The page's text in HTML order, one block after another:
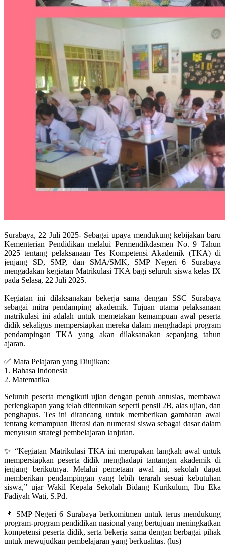
Surabaya, 22 Juli 2025- Sebagai upaya mendukung kebijakan baru
Kementerian Pendidikan melalui Permendikdasmen No. 9 Tahun
2025 tentang pelaksanaan Tes Kompetensi Akademik (TKA) di
jenjang SD, SMP, dan SMA/SMK, SMP Negeri 6 Surabaya
mengadakan kegiatan Matrikulasi TKA bagi seluruh siswa kelas IX
pada Selasa, 22 Juli 2025.
Kegiatan ini dilaksanakan bekerja sama dengan SSC Surabaya
sebagai mitra pendamping akademik. Tujuan utama pelaksanaan
matrikulasi ini adalah untuk memetakan kemampuan awal peserta
didik sekaligus mempersiapkan mereka dalam menghadapi program
pendampingan TKA yang akan dilaksanakan sepanjang tahun
ajaran.
✅ Mata Pelajaran yang Diujikan:
1. Bahasa Indonesia
2. Matematika
Seluruh peserta mengikuti ujian dengan penuh antusias, membawa
perlengkapan yang telah ditentukan seperti pensil 2B, alas ujian, dan
penghapus. Tes ini dirancang untuk memberikan gambaran awal
tentang kemampuan literasi dan numerasi siswa sebagai dasar dalam
menyusun strategi pembelajaran lanjutan.
✨ “Kegiatan Matrikulasi TKA ini merupakan langkah awal untuk
mempersiapkan peserta didik menghadapi tantangan akademik di
jenjang berikutnya. Melalui pemetaan awal ini, sekolah dapat
memberikan pendampingan yang lebih terarah sesuai kebutuhan
siswa,” ujar Wakil Kepala Sekolah Bidang Kurikulum, Ibu Eka
Fadiyah Wati, S.Pd.
📌 SMP Negeri 6 Surabaya berkomitmen untuk terus mendukung
program-program pendidikan nasional yang bertujuan meningkatkan
kompetensi peserta didik, serta bekerja sama dengan berbagai pihak
untuk mewujudkan pembelajaran yang berkualitas. (lus)